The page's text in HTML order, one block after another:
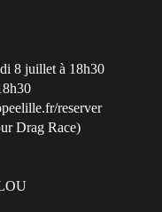
8 juillet à 18h30
reserver
Drag Race)